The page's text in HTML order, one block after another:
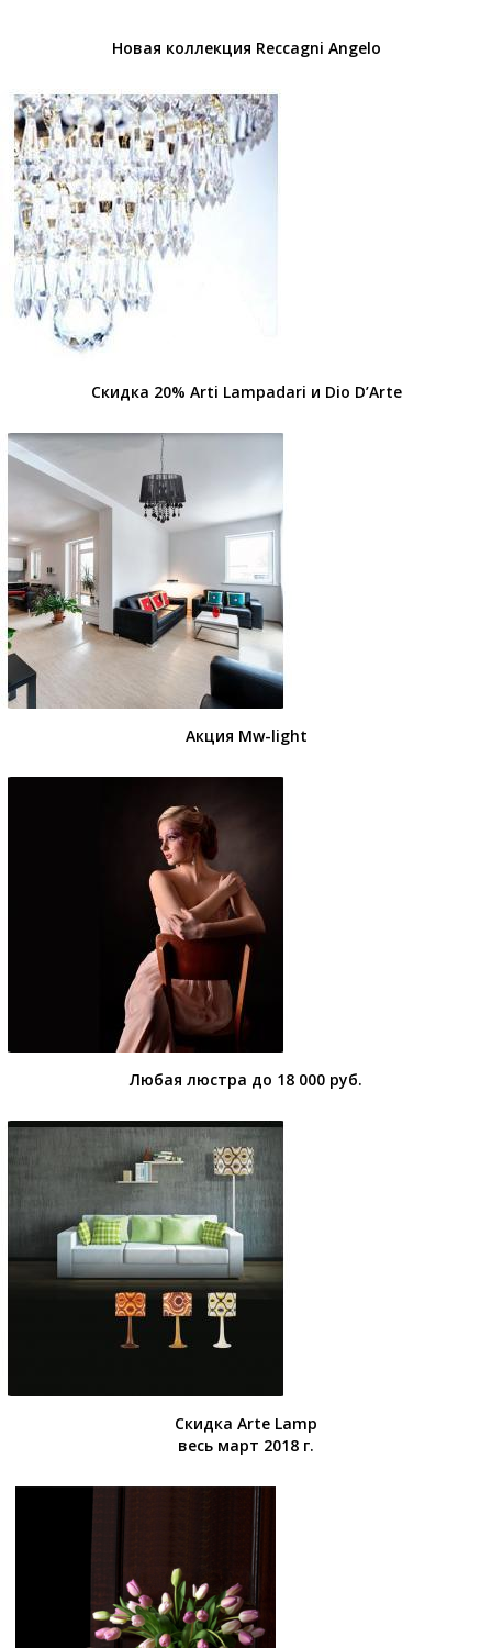
Новая коллекция Reccagni Angelo
Скидка 20% Arti Lampadari и Dio D’Arte
Акция Mw-light
Любая люстра до 18 000 руб.
Скидка Arte Lamp
весь март 2018 г.